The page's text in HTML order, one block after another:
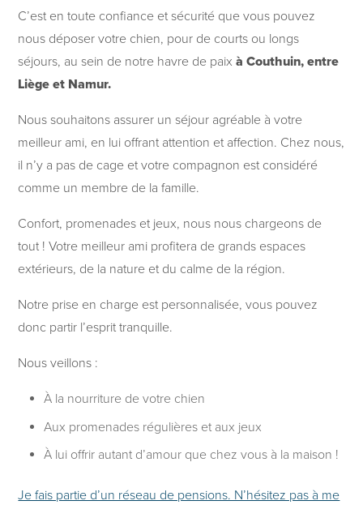
C’est en toute confiance et sécurité que vous pouvez
nous déposer votre chien, pour de courts ou longs
séjours, au sein de notre havre de paixà Couthuin, entre
Liège et Namur.
Nous souhaitons assurer un séjour agréable à votre
meilleur ami, en lui offrant attention et affection. Chez nous,
il n’y a pas de cage et votre compagnon est considéré
comme un membre de la famille.
Confort, promenades et jeux, nous nous chargeons de
tout ! Votre meilleur ami profitera de grands espaces
extérieurs, de la nature et du calme de la région.
Notre prise en charge est personnalisée, vous pouvez
donc partir l’esprit tranquille.
Nous veillons :
À la nourriture de votre chien
Aux promenades régulières et aux jeux
À lui offrir autant d’amour que chez vous à la maison !
Je fais partie d’un réseau de pensions. N’hésitez pas à me